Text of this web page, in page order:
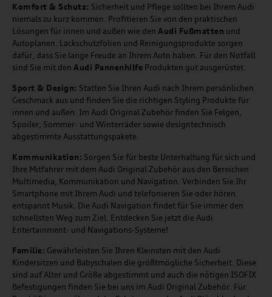
Komfort & Schutz: Sicherheit und Pflege sollten bei Ihrem Audi
niemals zu kurz kommen. Profitieren Sie von den praktischen
Lösungen für innen und außen wie den Audi Fußmatten und
Autoplanen. Lackschutzfolien und Reinigungsprodukte sorgen
dafür, dass Sie lange Freude an Ihrem Auto haben. Für den Notfall
sind Sie mit den Audi Pannenhilfe Produkten gut ausgerüstet.
Sport & Design: Statten Sie Ihren Audi nach Ihrem persönlichen
Geschmack aus und finden Sie die richtigen Styling Produkte für
innen und außen. Im Audi Original Zubehör finden Sie Felgen,
Spoiler, Sommer- und Winterräder sowie designtechnisch
abgestimmte Ausstattungspakete.
Kommunikation: Sorgen Sie für beste Unterhaltung für sich und
Ihre Mitfahrer mit dem Audi Original Zubehör aus den Bereichen
Multimedia, Kommunikation und Navigation. Verbinden Sie Ihr
Smartphone mit Ihrem Audi und telefonieren Sie oder hören
entspannt Musik. Die Audi Navigation findet für Sie immer den
schnellsten Weg zum Ziel. Entdecken Sie jetzt die Audi
Entertainment- und Navigations-Systeme!
Familie: Gewährleisten Sie Ihren Kleinsten mit den Audi
Kindersitzen und Babyschalen die größtmögliche Sicherheit. Diese
sind auf Alter und Größe abgestimmt und auch die nötigen ISOFIX
Befestigungen finden Sie bei uns im Audi Original Zubehör. Für